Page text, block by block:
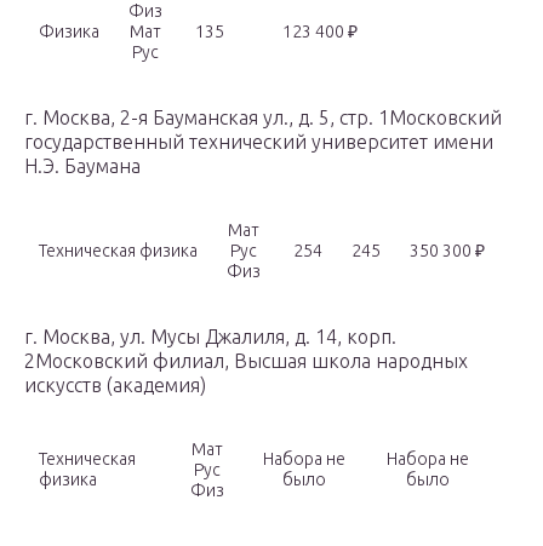
Физика
Физ
Мат
Рус
135 123 400 ₽
г. Москва, 2-я Бауманская ул., д. 5, стр. 1Московский
государственный технический университет имени
Н.Э. Баумана
Техническая физика
Мат
Рус
Физ
254 245 350 300 ₽
г. Москва, ул. Мусы Джалиля, д. 14, корп.
2Московский филиал, Высшая школа народных
искусств (академия)
Техническая
физика
Мат
Рус
Физ
Набора не
было
Набора не
было